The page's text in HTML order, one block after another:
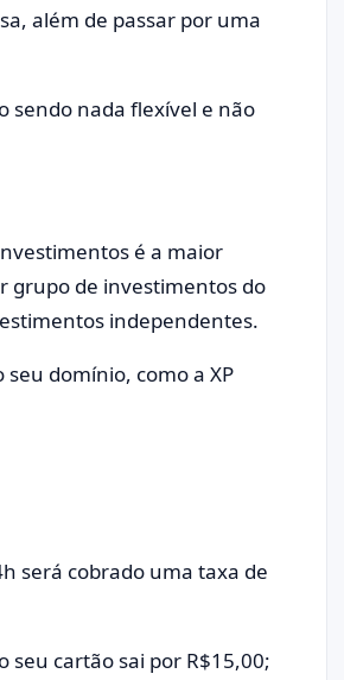
além de passar por uma
sendo nada flexível e não
é a maior
grupo de investimentos do
independentes.
domínio, como a XP
será cobrado uma taxa de
seu cartão sai por R$15,00;